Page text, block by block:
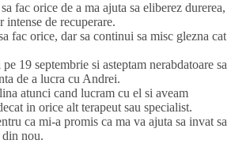
fac orice de a ma ajuta sa eliberez durerea,
de recuperare.
fac orice, dar sa continui sa misc glezna cat
19 septembrie si asteptam nerabdatoare sa
de a lucra cu Andrei.
atunci cand lucram cu el si aveam
in orice alt terapeut sau specialist.
ca mi-a promis ca ma va ajuta sa invat sa
nou.